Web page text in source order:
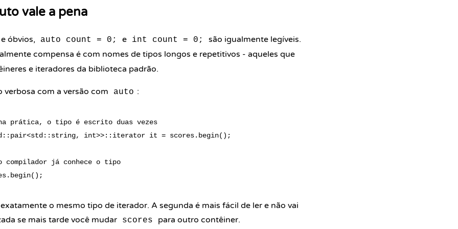
vale a pena
óbvios, auto count = 0; e int count = 0;
são igualmente legíveis.
compensa é com nomes de tipos longos e repetitivos - aqueles que
e iteradores da biblioteca padrão.
verbosa com a versão com auto :
prática, o tipo é escrito duas vezes
int>>::iterator it = scores.begin();
compilador já conhece o tipo
o mesmo tipo de iterador. A segunda é mais fácil de ler e não vai
se mais tarde você mudar
scores para outro contêiner.